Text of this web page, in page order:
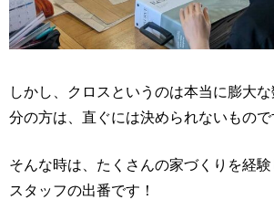
しかし、クロスというのは本当に膨大
分の方は、直ぐには決められないもので
そんな時は、たくさんの家づくりを経
スタッフの出番です！